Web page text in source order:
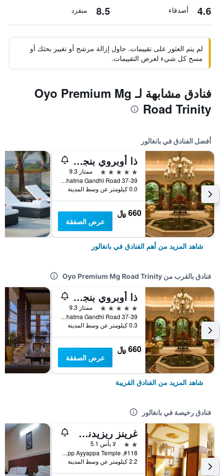
4.6 أصدقاء 8.5 منفرد
لم يتم العثور على تقييمات. حاول إزالة مرشح أو تغيير بحثك أو
مسح كل شيء لعرض التقييمات.
فنادق مشابهة لـ Oyo Premium Mg
Road Trinity
أفضل الفنادق في بانغالور
ذا أوبروي بنجلور
5 نجوم
ممتاز 9.3
37-39 Mahatma Gandhi Road, بانغالور, الهند
0.0 كيلومتر عن وسط المدينة
660 ﷼
عرض الصفقة
شاهد المزيد من أهم الفنادق في بانغالور
فنادق بالقرب من Oyo Premium Mg Road Trinity
ذا أوبروي بنجلور
5 نجوم
ممتاز 9.3
37-39 Mahatma Gandhi Road, بانغالور, الهند
0.3 كيلومتر عن وسط المدينة
660 ﷼
عرض الصفقة
شاهد المزيد من الفنادق القريبة
فنادق رخيصة في بانغالور
غرينز ريزيدنسي
2 نجمتين
لا بأس 5.1
#118, Kalasipalyam Main Road Opp Ayyappa Temple, بانغالور, الهند
2.2 كيلومتر عن وسط المدينة